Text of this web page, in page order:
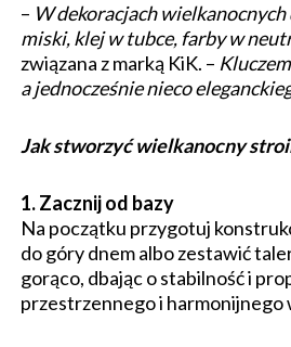
– W dekoracjach
miski, klej w tubce, farby w
związana z marką KiK. –
a jednocześnie nieco
Jak stworzyć wielkanocny
1. Zacznij od bazy
Na początku przygotuj
do góry dnem albo zestawić
gorąco, dbając o stabilność i
przestrzennego i harmonijnego